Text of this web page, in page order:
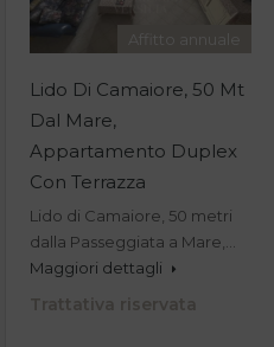
Affitto annuale
Lido Di Camaiore, 50 Mt
Dal Mare,
Appartamento Duplex
Con Terrazza
Lido di Camaiore, 50 metri
dalla Passeggiata a Mare,…
Maggiori dettagli
Trattativa riservata